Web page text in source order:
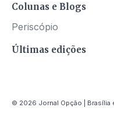
Colunas e Blogs
Periscópio
Últimas edições
© 2026 Jornal Opção |